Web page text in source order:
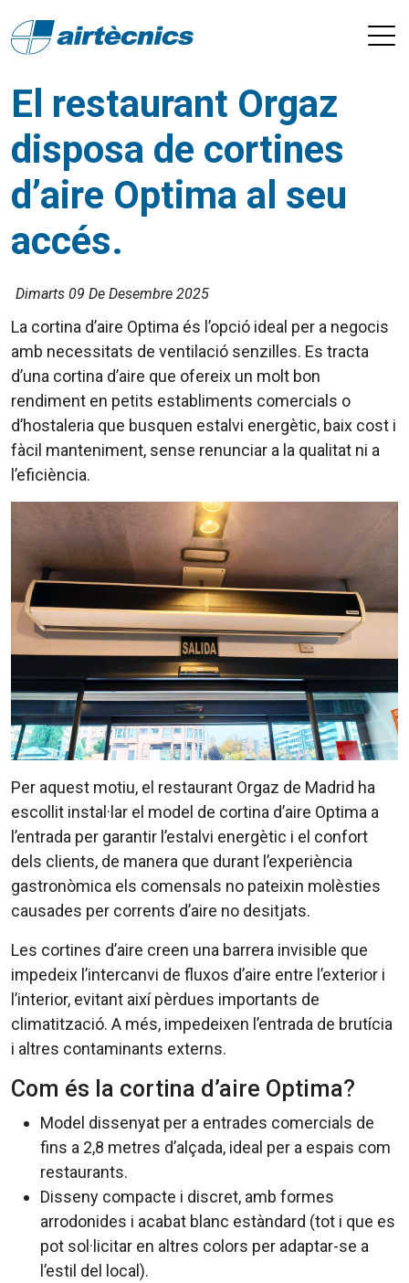
El restaurant Orgaz
disposa de cortines
d’aire Optima al seu
accés.
Dimarts 09 De Desembre 2025
La cortina d’aire Optima és l’opció ideal per a negocis
amb necessitats de ventilació senzilles. Es tracta
d’una cortina d’aire que ofereix un molt bon
rendiment en petits establiments comercials o
d’hostaleria que busquen estalvi energètic, baix cost i
fàcil manteniment, sense renunciar a la qualitat ni a
l’eficiència.
Per aquest motiu, el restaurant Orgaz de Madrid ha
escollit instal·lar el model de cortina d’aire Optima a
l’entrada per garantir l’estalvi energètic i el confort
dels clients, de manera que durant l’experiència
gastronòmica els comensals no pateixin molèsties
causades per corrents d’aire no desitjats.
Les cortines d’aire creen una barrera invisible que
impedeix l’intercanvi de fluxos d’aire entre l’exterior i
l’interior, evitant així pèrdues importants de
climatització. A més, impedeixen l’entrada de brutícia
i altres contaminants externs.
Com és la cortina d’aire Optima?
Model dissenyat per a entrades comercials de
fins a 2,8 metres d’alçada, ideal per a espais com
restaurants.
Disseny compacte i discret, amb formes
arrodonides i acabat blanc estàndard (tot i que es
pot sol·licitar en altres colors per adaptar-se a
l’estil del local).